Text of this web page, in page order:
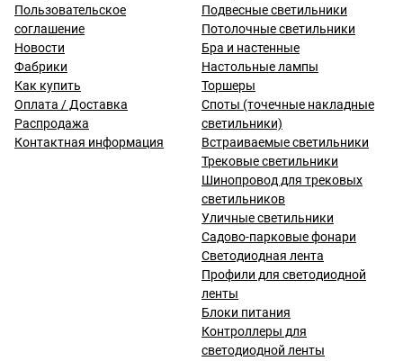
Пользовательское
соглашение
Новости
Фабрики
Как купить
Оплата / Доставка
Распродажа
Контактная информация
Подвесные светильники
Потолочные светильники
Бра и настенные
Настольные лампы
Торшеры
Споты (точечные накладные
светильники)
Встраиваемые светильники
Трековые светильники
Шинопровод для трековых
светильников
Уличные светильники
Садово-парковые фонари
Светодиодная лента
Профили для светодиодной
ленты
Блоки питания
Контроллеры для
светодиодной ленты